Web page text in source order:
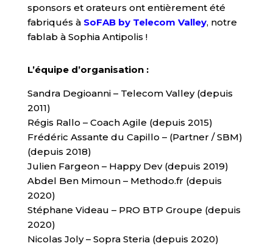
sponsors et orateurs ont entièrement été
fabriqués à SoFAB by Telecom Valley, notre
fablab à Sophia Antipolis !
L’équipe d’organisation :
Sandra Degioanni – Telecom Valley (depuis
2011)
Régis Rallo – Coach Agile (depuis 2015)
Frédéric Assante du Capillo – (Partner / SBM)
(depuis 2018)
Julien Fargeon – Happy Dev (depuis 2019)
Abdel Ben Mimoun – Methodo.fr (depuis
2020)
Stéphane Videau – PRO BTP Groupe (depuis
2020)
Nicolas Joly – Sopra Steria (depuis 2020)